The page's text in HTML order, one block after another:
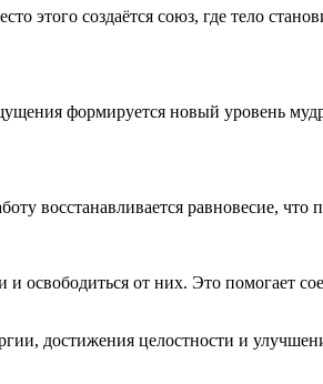
этого создаётся союз, где тело
формируется новый уровень
восстанавливается равновесие, что
и освободиться от них. Это помогает
достижения целостности и